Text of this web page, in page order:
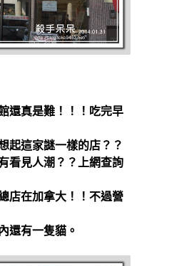
還真是難！！！吃完早
起這家謎一樣的店？？
看見人潮？？上網查詢
店在加拿大！！不過營
還有一隻貓。